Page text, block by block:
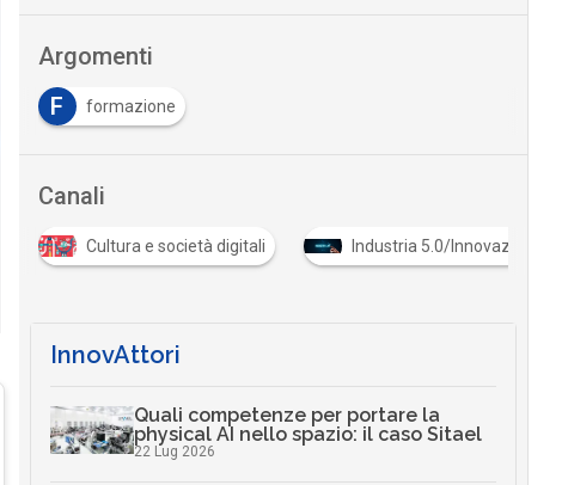
Argomenti
F
formazione
Canali
Cultura e società digitali Industria 5.0/Innovazione in
InnovAttori
Quali competenze per portare la
physical AI nello spazio: il caso Sitael
22 Lug 2026